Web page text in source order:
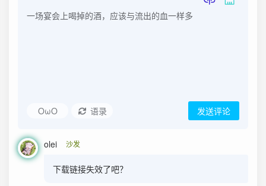
OωO 语录 发送评论
olei 沙发
下载链接失效了吧？